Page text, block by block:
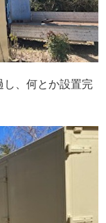
し、何とか設置完